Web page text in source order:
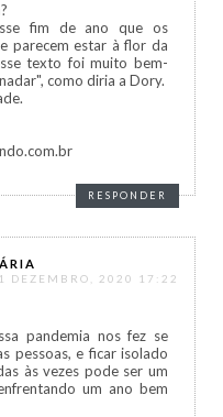
fim de ano que os
parecem estar à flor da
texto foi muito bem-
como diria a Dory.
RESPONDER
DEZEMBRO, 2020 17:22
pandemia nos fez se
pessoas, e ficar isolado
às vezes pode ser um
um ano bem